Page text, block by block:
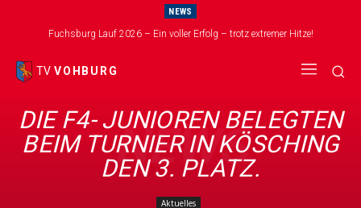
NEWS
Fuchsburg Lauf 2026 – Ein voller Erfolg – trotz extremer Hitze!
TV VOHBURG
NEWS
DIE F4- JUNIOREN BELEGTEN
BEIM TURNIER IN KÖSCHING
DEN 3. PLATZ.
Aktuelles